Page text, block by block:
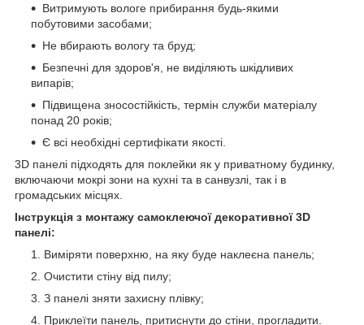
Витримують вологе прибирання будь-якими
побутовими засобами;
Не вбирають вологу та бруд;
Безпечні для здоров'я, не виділяють шкідливих
випарів;
Підвищена зносостійкість, термін служби матеріалу
понад 20 років;
Є всі необхідні сертифікати якості.
3D панелі підходять для поклейки як у приватному будинку,
включаючи мокрі зони на кухні та в санвузлі, так і в
громадських місцях.
Інструкція з монтажу самоклеючої декоративної 3D
панелі:
Виміряти поверхню, на яку буде наклеєна панель;
Очистити стіну від пилу;
З панелі зняти захисну плівку;
Приклеїти панель, притиснути до стіни, прогладити.